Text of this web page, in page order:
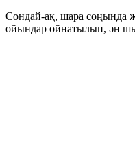
Сондай-ақ, шара соңында
ойындар ойнатылып, ән